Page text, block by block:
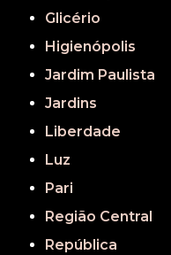
Glicério
Higienópolis
Jardim Paulista
Jardins
Liberdade
Luz
Pari
Região Central
República